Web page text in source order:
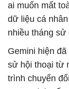
ai muốn mất
dữ liệu cá
nhiều tháng sử
Gemini hiện
sử hội thoại từ
trình chuyển